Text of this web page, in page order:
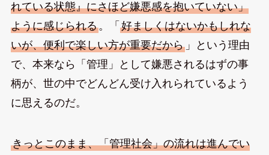
れている状態』にさほど嫌悪感を抱いていない」
ように感じられる。「 好ましくはないかもしれな
いが、便利で楽しい方が重要だから」という理由
で、本来なら「管理」として嫌悪されるはずの事
柄が、世の中でどんどん受け入れられているよう
に思えるのだ。
きっとこのまま、「管理社会」の流れは進んでい